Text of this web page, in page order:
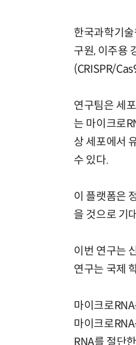
한국과학기
구원, 이주용
(CRISPR/
연구팀은 세
는 마이크로
상 세포에서
수 있다.
이 플랫폼은
을 것으로 기
이번 연구는
연구는 국제
마이크로
마이크로
RNA를 절단